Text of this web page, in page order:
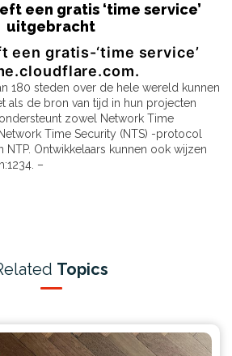
een gratis ‘time service’
uitgebracht
een gratis-‘time service’
.
180 steden over de hele wereld kunnen
als de bron van tijd in hun projecten
zowel Network Time
Time Security (NTS) -protocol
Ontwikkelaars kunnen ook wijzen
–
Topics